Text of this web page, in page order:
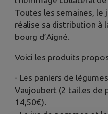
Toutes les semaines, le
réalise sa distribution à
bourg d’Aigné.
Voici les produits
- Les paniers de
Vaujoubert (2 tailles de
14,50€).